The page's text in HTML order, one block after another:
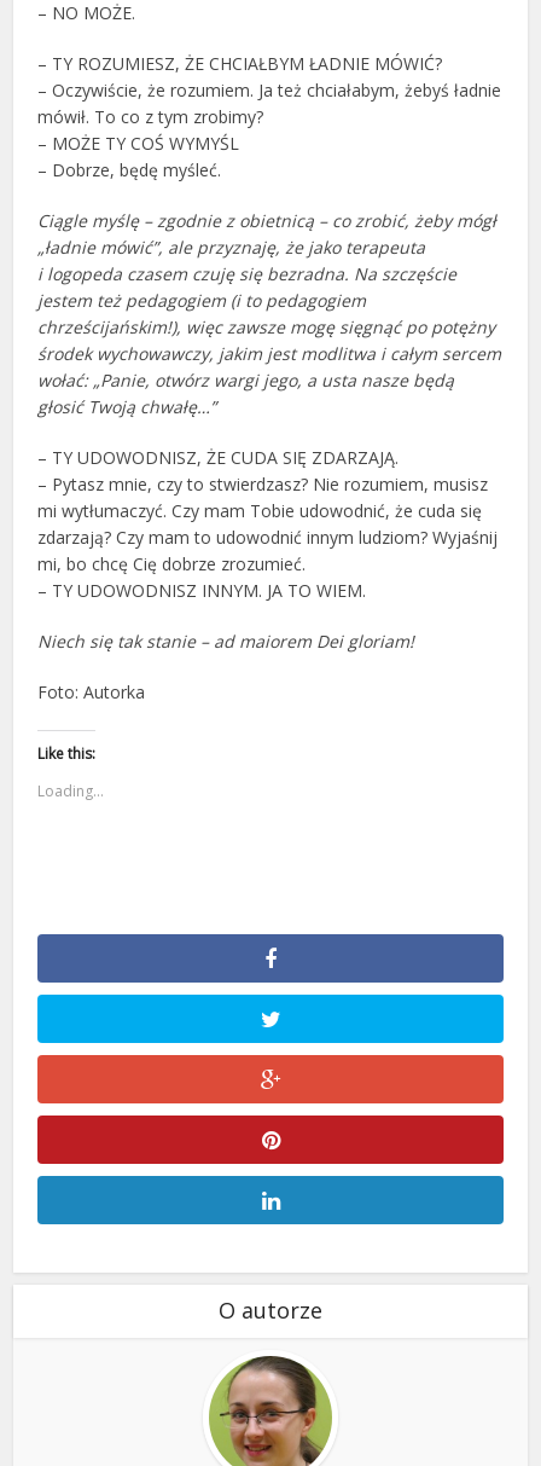
– NO MOŻE.
– TY ROZUMIESZ, ŻE CHCIAŁBYM ŁADNIE MÓWIĆ?
– Oczywiście, że rozumiem. Ja też chciałabym, żebyś ładnie
mówił. To co z tym zrobimy?
– MOŻE TY COŚ WYMYŚL
– Dobrze, będę myśleć.
Ciągle myślę – zgodnie z obietnicą – co zrobić, żeby mógł
„ładnie mówić”, ale przyznaję, że jako terapeuta
i logopeda czasem czuję się bezradna. Na szczęście
jestem też pedagogiem (i to pedagogiem
chrześcijańskim!), więc zawsze mogę sięgnąć po potężny
środek wychowawczy, jakim jest modlitwa i całym sercem
wołać: „Panie, otwórz wargi jego, a usta nasze będą
głosić Twoją chwałę…”
– TY UDOWODNISZ, ŻE CUDA SIĘ ZDARZAJĄ.
– Pytasz mnie, czy to stwierdzasz? Nie rozumiem, musisz
mi wytłumaczyć. Czy mam Tobie udowodnić, że cuda się
zdarzają? Czy mam to udowodnić innym ludziom? Wyjaśnij
mi, bo chcę Cię dobrze zrozumieć.
– TY UDOWODNISZ INNYM. JA TO WIEM.
Niech się tak stanie – ad maiorem Dei gloriam!
Foto: Autorka
Like this:
Loading...
O autorze